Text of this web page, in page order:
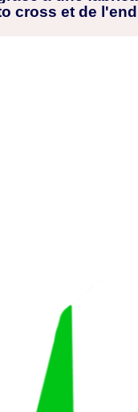
cross et de
)